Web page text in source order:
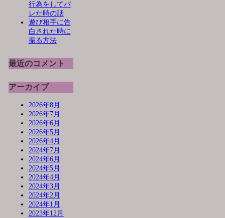
行為をしてバ
レた時の話
遊び相手に告
白された時に
振る方法
最近のコメント
アーカイブ
2026年8月
2026年7月
2026年6月
2026年5月
2026年4月
2024年7月
2024年6月
2024年5月
2024年4月
2024年3月
2024年2月
2024年1月
2023年12月